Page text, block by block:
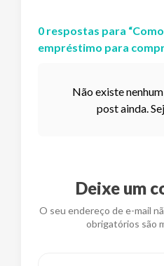
0 respostas para “
empréstimo para
Não existe
post ainda.
Deixe um
O seu endereço de e-mail
obrigatórios são